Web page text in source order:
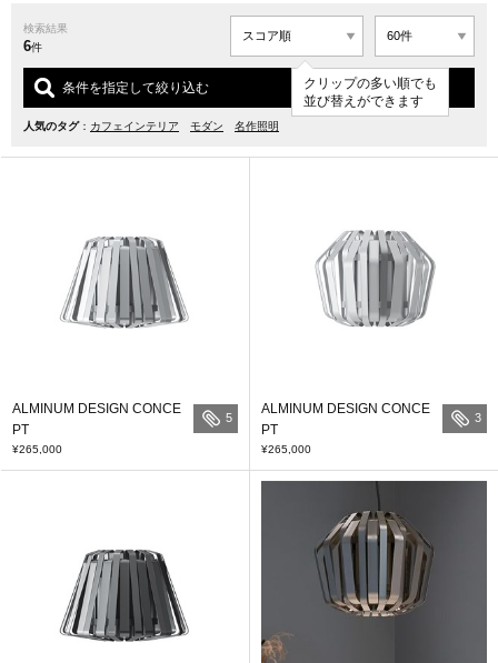
るカスタムオーダーモデルもラインナップする。
検索結果
6件
クリップの多い順でも
並び替えができます
条件を指定して絞り込む
人気のタグ： カフェインテリア モダン 名作照明
ALMINUM DESIGN CONCE
PT
¥265,000
5
ALMINUM DESIGN CONCE
PT
¥265,000
3